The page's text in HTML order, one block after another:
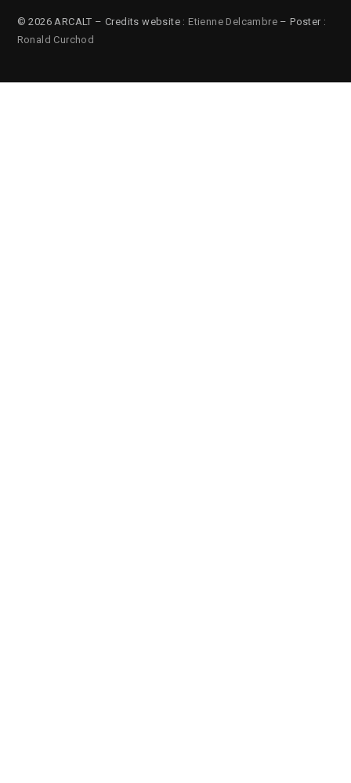
© 2026 ARCALT – Credits website : Etienne Delcambre – Poster :
Ronald Curchod